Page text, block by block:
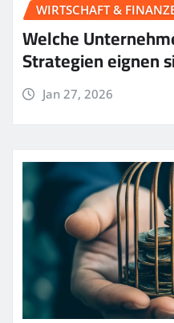
WIRTSCHAFT &
Welche
Strategien eignen
Jan 27, 2026